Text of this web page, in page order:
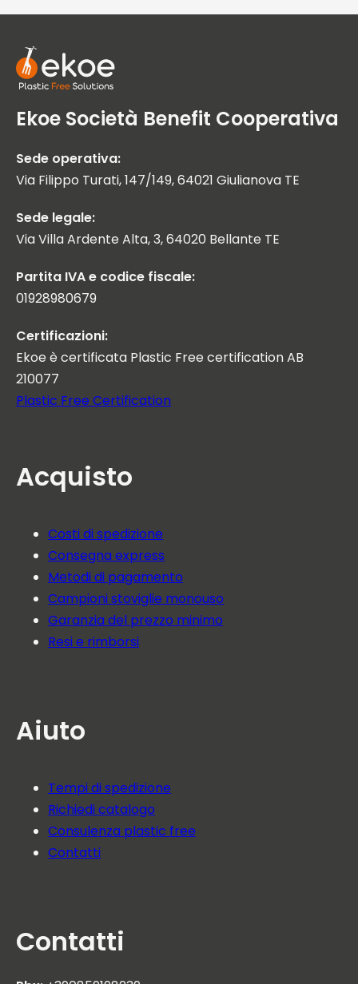
Ekoe Società Benefit Cooperativa
Sede operativa:
Via Filippo Turati, 147/149, 64021 Giulianova TE
Sede legale:
Via Villa Ardente Alta, 3, 64020 Bellante TE
Partita IVA e codice fiscale:
01928980679
Certificazioni:
Ekoe è certificata Plastic Free certification AB
210077
Plastic Free Certification
Acquisto
Costi di spedizione
Consegna express
Metodi di pagamento
Campioni stoviglie monouso
Garanzia del prezzo minimo
Resi e rimborsi
Aiuto
Tempi di spedizione
Richiedi catalogo
Consulenza plastic free
Contatti
Contatti